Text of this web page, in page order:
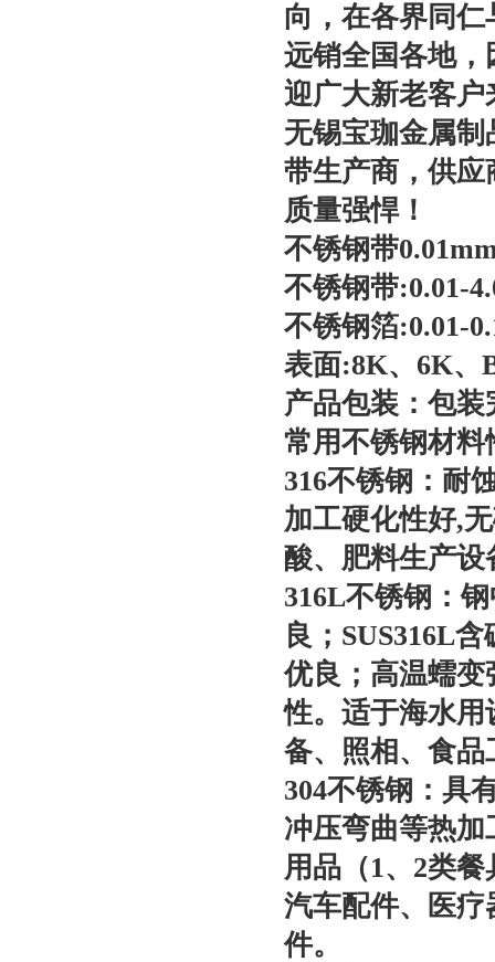
向，在各界同
远销全国各地
迎广大新老客
无锡宝珈金属
带生产商，供应
质量强悍！
不锈钢带
不锈钢带:0.01-
不锈钢箔:0.01-
表面:8K、6K、
产品包装：包装
常用不锈钢材
316不锈钢：耐
加工硬化性好,
酸、肥料生产
316L不锈钢：
良；SUS316L
优良；高温蠕
性。适于海水
备、照相、食
304不锈钢：具
冲压弯曲等热
用品（1、2类
汽车配件、医
件。